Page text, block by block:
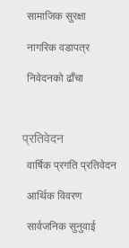
सामाजिक सुरक्षा
नागरिक वडापत्र
निवेदनको ढाँचा
प्रतिवेदन
वार्षिक प्रगति प्रतिवेदन
आर्थिक विवरण
सार्वजनिक सुनुवाई